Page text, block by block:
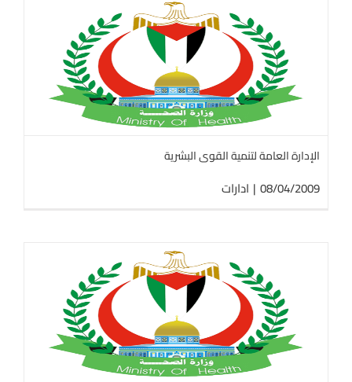
الإدارة العامة لتنمية القوى البشرية
08/04/2009
| ادارات